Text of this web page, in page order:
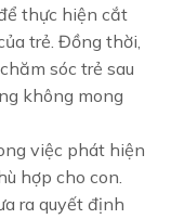
thực hiện cắt
trẻ. Đồng thời,
sóc trẻ sau
không mong
việc phát hiện
hợp cho con.
ra quyết định